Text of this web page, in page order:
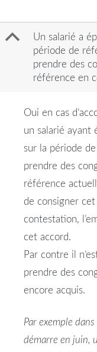
B
Un salarié a
période de
prendre des
référence en
Oui en cas
un salarié ayant
sur la période
prendre des
référence
de consigner
contestation,
cet accord.
Par contre il
prendre des
encore acquis.
Par exemple
démarre en juin,